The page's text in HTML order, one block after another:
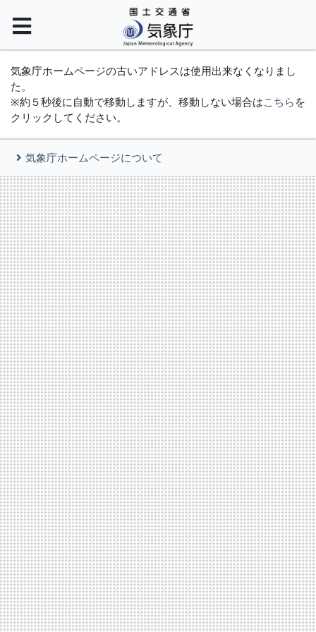
気象庁ホームページの古いアドレスは使用出来なくなりまし
た。
※約５秒後に自動で移動しますが、移動しない場合はこちら を
クリックしてください。
気象庁ホームページについて